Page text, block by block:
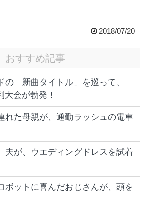
2018/07/20
おすすめ記事
の「新曲タイトル」を巡って、
大会が勃発！
れた母親が、通勤ラッシュの電車
夫が、ウエディングドレスを試着
ボットに喜んだおじさんが、頭を